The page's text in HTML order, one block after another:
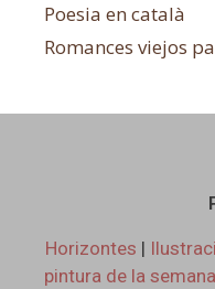
Poesia en català
Romances viejos
Horizontes |
pintura de la semana